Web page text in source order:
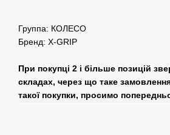
Группа: КОЛЕСО
Бренд: X-GRIP
При покупці 2 і більше позицій
складах, через що таке
такої покупки, просимо